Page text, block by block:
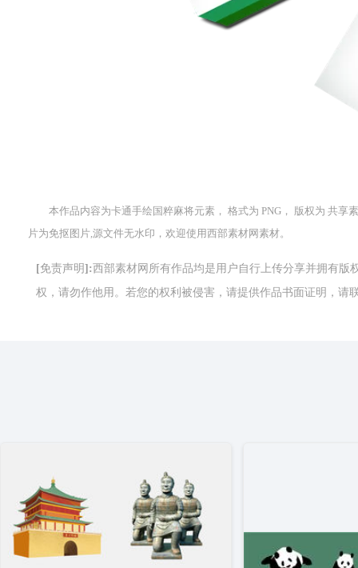
本作品内容为卡通手绘国粹麻将元素， 格式为 PNG， 版权为 共享
片为免抠图片,源文件无水印，欢迎使用西部素材网素材。
[免责声明]:西部素材网所有作品均是用户自行上传分享并拥有
权，请勿作他用。若您的权利被侵害，请提供作品书面证明，请